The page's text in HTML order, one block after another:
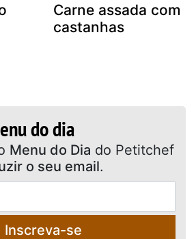
Carne assada com
castanhas
do dia
o Menu do Dia do Petitchef
o seu email.
Inscreva-se